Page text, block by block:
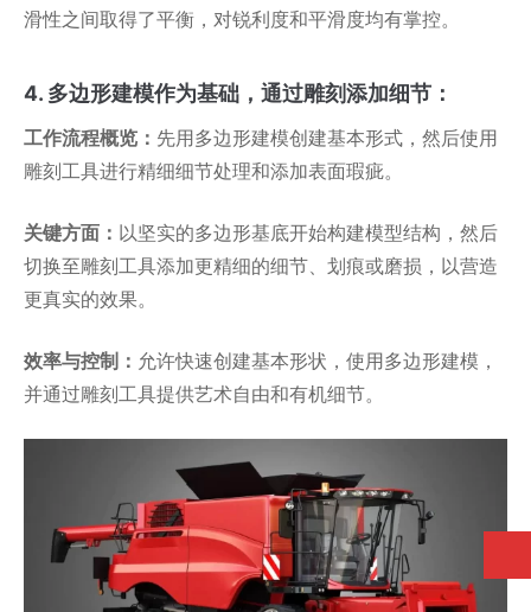
滑性之间取得了平衡，对锐利度和平滑度均有掌控。
4. 多边形建模作为基础，通过雕刻添加细节：
工作流程概览： 先用多边形建模创建基本形式，然后使用
雕刻工具进行精细细节处理和添加表面瑕疵。
关键方面： 以坚实的多边形基底开始构建模型结构，然后
切换至雕刻工具添加更精细的细节、划痕或磨损，以营造
更真实的效果。
效率与控制： 允许快速创建基本形状，使用多边形建模，
并通过雕刻工具提供艺术自由和有机细节。